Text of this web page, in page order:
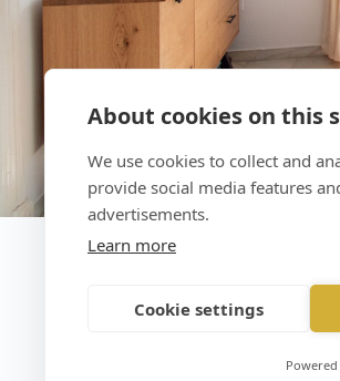
About cookies on this
We use cookies to collect and
provide social media features
advertisements.
Learn more
Cookie settings